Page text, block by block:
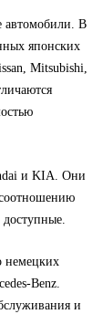
автомобили. В
японских
Mitsubishi,
и KIA. Они
немецких
Benz.
и